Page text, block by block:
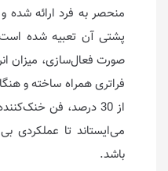
پشتی آن تعبیه شده است
صورت فعال‌سازی، میزان
فراتری همراه ساخته و
از 30 درصد، فن
می‌ایستاند تا عملکردی
باشد.